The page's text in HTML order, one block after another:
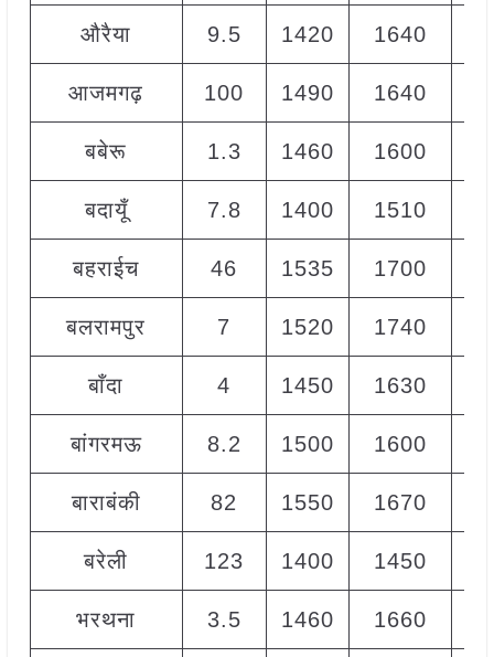
औरैया 9.5 1420 1640
आजमगढ़ 100 1490 1640
बबेरू 1.3 1460 1600
बदायूँ 7.8 1400 1510
बहराईच 46 1535 1700
बलरामपुर 7 1520 1740
बाँदा 4 1450 1630
बांगरमऊ 8.2 1500 1600
बाराबंकी 82 1550 1670
बरेली 123 1400 1450
भरथना 3.5 1460 1660